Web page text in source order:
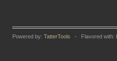
Powered by: TatterTools - Flavored with: